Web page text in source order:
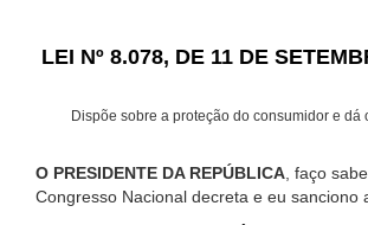
LEI Nº 8.078, DE 11 DE
Dispõe sobre a proteção do consumidor e dá
O PRESIDENTE DA REPÚBLICA , faço
Congresso Nacional decreta e eu sanciono